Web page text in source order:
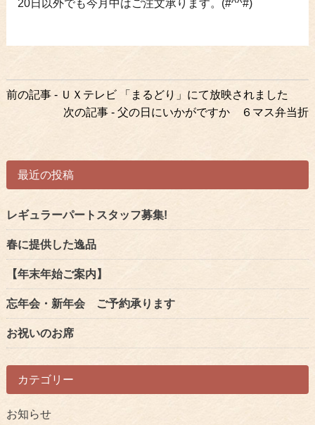
20日以外でも今月中はご注文承ります。(#^^#)
前
事
の
リ
ン
ク
前の記事 - ＵＸテレビ 「まるどり」にて放映されました
次の記事 - 父の日にいかがですか ６マス弁当折
最近の投稿
レギュラーパートスタッフ募集!
春に提供した逸品
【年末年始ご案内】
忘年会・新年会 ご予約承ります
お祝いのお席
カテゴリー
お知らせ